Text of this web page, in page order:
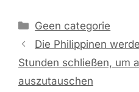
Kategorien
Geen categorie
Die Philippinen
Stunden schließen, um
auszutauschen